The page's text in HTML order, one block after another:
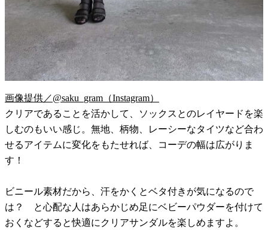
画像提供／@saku_gram（Instagram）
クリアであることを活かして、ソックスとのレイヤードを楽
しむのもいい感じ。無地、柄物、レーシーなタイツなど合わ
せるアイテムに変化をもたせれば、コーデの幅は広がりま
す！
ビニール素材だから、汗をかくとベタ付きが気になるので
は？ と心配な人はあらかじめ足にベビーパウダーを付けて
おくなどすると快適にクリアサンダルを楽しめますよ。